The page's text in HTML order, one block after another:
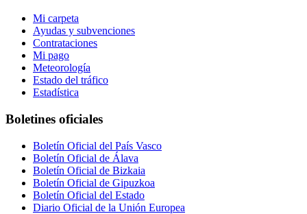
Mi carpeta
Ayudas y subvenciones
Contrataciones
Mi pago
Meteorología
Estado del tráfico
Estadística
Boletines oficiales
Boletín Oficial del País Vasco
Boletín Oficial de Álava
Boletín Oficial de Bizkaia
Boletín Oficial de Gipuzkoa
Boletín Oficial del Estado
Diario Oficial de la Unión Europea